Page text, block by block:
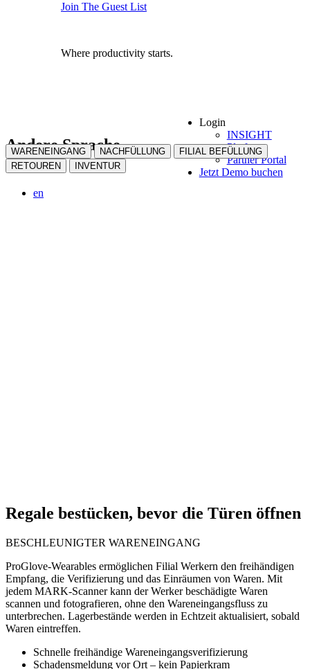
Join The Guest List
Where productivity starts.
Andere Sprache
wählen:
en
Login
INSIGHT
Platform
Partner Portal
Jetzt Demo buchen
WARENEINGANG NACHFÜLLUNG
FILIAL BEFÜLLUNG
RETOUREN
INVENTUR
Regale bestücken, bevor die Türen öffnen
BESCHLEUNIGTER WARENEINGANG
ProGlove-Wearables ermöglichen Filial Werkern den freihändigen
Empfang, die Verifizierung und das Einräumen von Waren. Mit
jedem MARK-Scanner kann der Werker beschädigte Waren
scannen und fotografieren, ohne den Wareneingangsfluss zu
unterbrechen. Lagerbestände werden in Echtzeit aktualisiert, sobald
Waren eintreffen.
Schnelle freihändige Wareneingangsverifizierung
Schadensmeldung vor Ort – kein Papierkram